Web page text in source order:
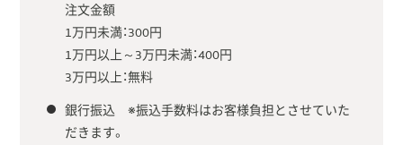
注文金額
1万円未満：300円
1万円以上～3万円未満：400円
3万円以上：無料
銀行振込 ※振込手数料はお客様負担とさせていた
だきます。